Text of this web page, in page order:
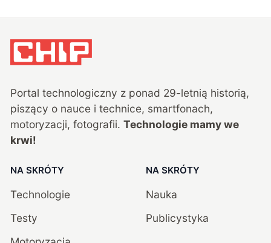
Portal technologiczny z ponad 29-letnią historią,
piszący o nauce i technice, smartfonach,
motoryzacji, fotografii. Technologie mamy we
krwi!
NA SKRÓTY
Technologie
Testy
NA SKRÓTY
Nauka
Publicystyka